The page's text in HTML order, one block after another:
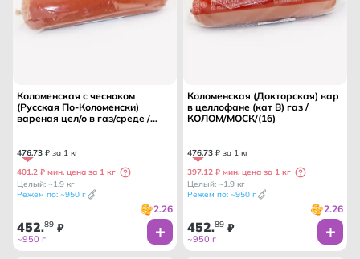
Коломенская с чесноком
(Русская По-Коломенски)
вареная цел/о в газ/среде /
476.73 ₽ за 1 кг
401.2 ₽ мин. цена за 1 кг
Целый: ~1.9 кг
Режем по: ~950 г
2.26
452.89 ₽
~950 г
Коломенская (Докторская) вар
в целлофане (кат В) газ /
КОЛОМ/МОСК/(1б)
476.73 ₽ за 1 кг
397.12 ₽ мин. цена за 1 кг
Целый: ~1.9 кг
Режем по: ~950 г
2.26
452.89 ₽
~950 г